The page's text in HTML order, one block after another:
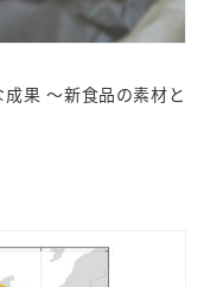
成果 ～新食品の素材と